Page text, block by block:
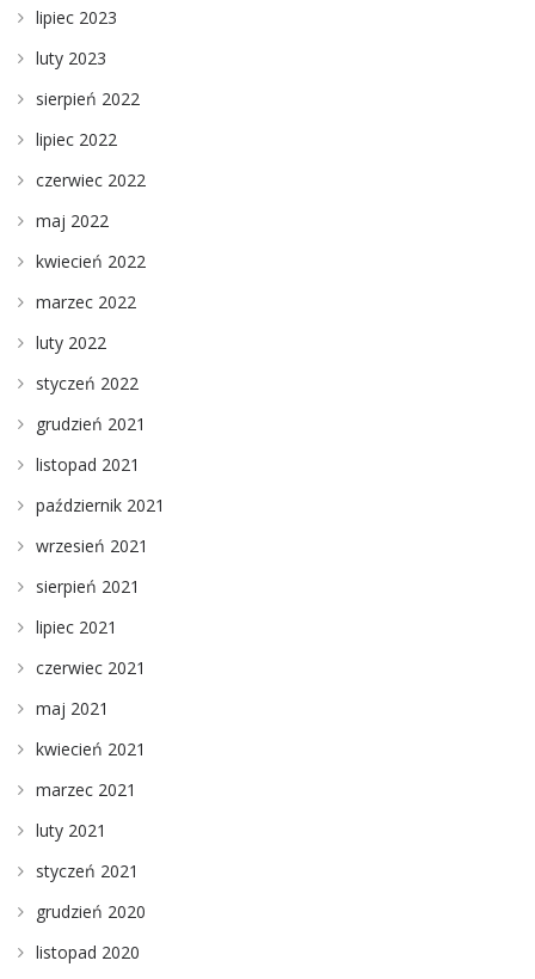
lipiec 2023
luty 2023
sierpień 2022
lipiec 2022
czerwiec 2022
maj 2022
kwiecień 2022
marzec 2022
luty 2022
styczeń 2022
grudzień 2021
listopad 2021
październik 2021
wrzesień 2021
sierpień 2021
lipiec 2021
czerwiec 2021
maj 2021
kwiecień 2021
marzec 2021
luty 2021
styczeń 2021
grudzień 2020
listopad 2020